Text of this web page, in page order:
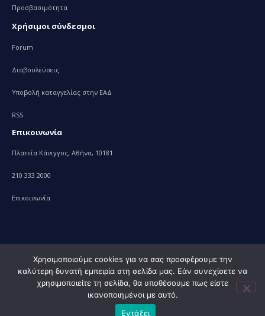
Προσβασιμότητα
Χρήσιμοι σύνδεσμοι
Forum
Διαβουλεύσεις
Υποβολή καταγγελίας στην ΕΑΔ
RSS
Επικοινωνία
Πλατεία Κάνιγγος, Αθήνα, 10181
210 333 2000
Επικοινωνία
© 2010 – 2023 Υπουργείο Ανάπτυξης, powered byEvolution
Projects+
Χρησιμοποιούμε cookies για να σας προσφέρουμε την
καλύτερη δυνατή εμπειρία στη σελίδα μας. Εάν συνεχίσετε να
χρησιμοποιείτε τη σελίδα, θα υποθέσουμε πως είστε
ικανοποιημένοι με αυτό.
Εντάξει